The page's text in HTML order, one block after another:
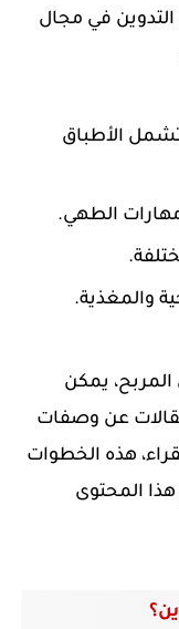
التدوين في مجال
الأطباق
الطهي.
والمغذية.
يمكن
عن وصفات
هذه الخطوات
المحتوى